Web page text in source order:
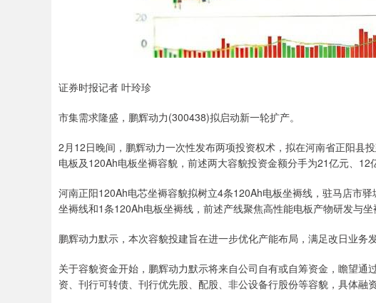
证券时报记者 叶玲珍
市集需求隆盛，鹏辉动力(300438)拟启动新一轮扩产。
2月12日晚间，鹏辉动力一次性发布两项投资权术，拟在河南省正阳县
电板及120Ah电板坐褥容貌，前述两大容貌投资金额分手为21亿元、12
河南正阳120Ah电芯坐褥容貌拟树立4条120Ah电板坐褥线，驻马店市
坐褥线和1条120Ah电板坐褥线，前述产线聚焦高性能电板产物研发与坐
鹏辉动力默示，本次容貌投建旨在进一步优化产能布局，满足改日业务
关于容貌资金开始，鹏辉动力默示将来自公司自有或自筹资金，瞻望
资、刊行可转债、刊行优先股、配股、非公设备行股份等容貌，具体融